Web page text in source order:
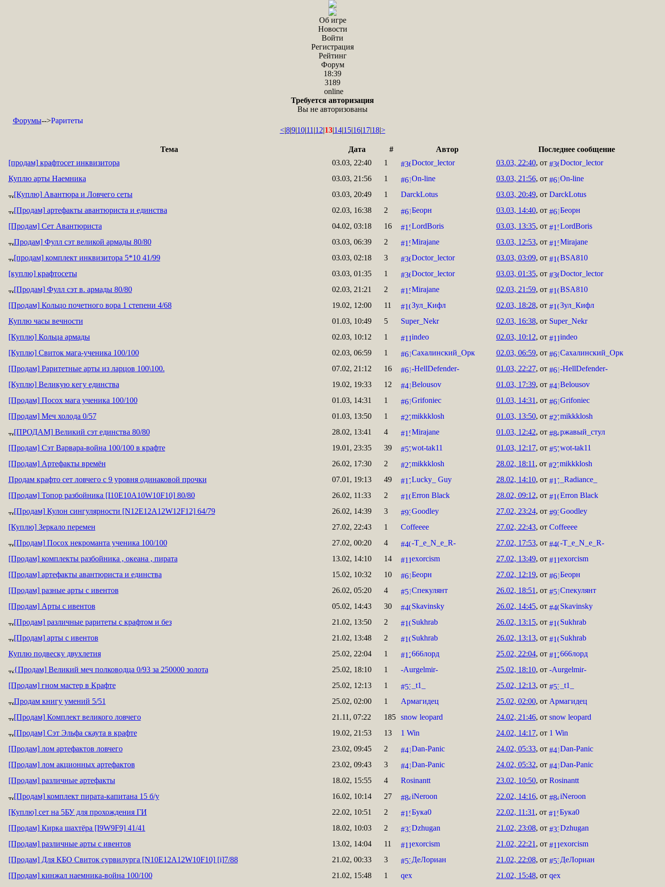
Об игре
Новости
Войти
Регистрация
Рейтинг
Форум
18:39
3189
online
Требуется авторизация
Вы не авторизованы
Форумы-->Раритеты
<|8|9|10|11|12|13|14|15|16|17|18|>
Тема Дата # Автор
Последнее сообщение
[продам] крафтосет инквизитора
03.03, 22:40 1 Doctor_lector 03.03, 22:40, от
Doctor_lector
Куплю арты Наемника
03.03, 21:56 1 On-line 03.03, 21:56, от
On-line
[Куплю] Авантюра и Ловчего сеты
03.03, 20:49 1 DarckLotus 03.03, 20:49, от DarckLotus
[Продам] артефакты авантюриста и единства
02.03, 16:38 2 Беорн 03.03, 14:40, от
Беорн
[Продам] Сет Авантюриста
04.02, 03:18 16 LordBoris 03.03, 13:35, от
LordBoris
Продам] Фулл сэт великой армады 80/80
03.03, 06:39 2 Mirajane 03.03, 12:53, от
Mirajane
[продам] комплект инквизитора 5*10 41/99
03.03, 02:18 3 Doctor_lector 03.03, 03:09, от
BSA810
[куплю] крафтосеты
03.03, 01:35 1 Doctor_lector 03.03, 01:35, от
Doctor_lector
[Продам] Фулл сэт в. армады 80/80
02.03, 21:21 2 Mirajane 02.03, 21:59, от
BSA810
[Продам] Кольцо почетного вора 1 степени 4/68
19.02, 12:00 11 Зул_Кифл 02.03, 18:28, от
Зул_Кифл
Куплю часы вечности
01.03, 10:49 5 Super_Nekr 02.03, 16:38, от Super_Nekr
[Куплю] Кольца армады
02.03, 10:12 1 indeo 02.03, 10:12, от
indeo
[Куплю] Свиток мага-ученика 100/100
02.03, 06:59 1 Сахалинский_Орк 02.03, 06:59, от
Сахалинский_Орк
[Продам] Раритетные арты из ларцов 100\100.
07.02, 21:12 16 -HellDefender- 01.03, 22:27, от
-HellDefender-
[Куплю] Великую кегу единства
19.02, 19:33 12 Belousov 01.03, 17:39, от
Belousov
[Продам] Посох мага ученика 100/100
01.03, 14:31 1 Grifoniec 01.03, 14:31, от
Grifoniec
[Продам] Меч холода 0/57
01.03, 13:50 1 mikkklosh 01.03, 13:50, от
mikkklosh
[ПРОДАМ] Великий сэт единства 80/80
28.02, 13:41 4 Mirajane 01.03, 12:42, от
ржавый_стул
[Продам] Сэт Варвара-война 100/100 в крафте
19.01, 23:35 39 wot-tak11 01.03, 12:17, от
wot-tak11
[Продам] Артефакты времён
26.02, 17:30 2 mikkklosh 28.02, 18:11, от
mikkklosh
Продам крафто сет ловчего с 9 уровня одинаковой прочки
07.01, 19:13 49 Lucky_ Guy 28.02, 14:10, от
_Radiance_
[Продам] Топор разбойника [I10E10A10W10F10] 80/80
26.02, 11:33 2 Erron Black 28.02, 09:12, от
Erron Black
[Продам] Кулон сингулярности [N12E12A12W12F12] 64/79
26.02, 14:39 3 Goodley 27.02, 23:24, от
Goodley
[Куплю] Зеркало перемен
27.02, 22:43 1 Coffeeee 27.02, 22:43, от Coffeeee
[Продам] Посох некроманта ученика 100/100
27.02, 00:20 4 -T_e_N_e_R- 27.02, 17:53, от
-T_e_N_e_R-
[Продам] комплекты разбойника , океана , пирата
13.02, 14:10 14 exorcism 27.02, 13:49, от
exorcism
[Продам] артефакты авантюриста и единства
15.02, 10:32 10 Беорн 27.02, 12:19, от
Беорн
[Продам] разные арты с ивентов
26.02, 05:20 4 Спекулянт 26.02, 18:51, от
Спекулянт
[Продам] Арты с ивентов
05.02, 14:43 30 Skavinsky 26.02, 14:45, от
Skavinsky
[Продам] различные раритеты с крафтом и без
21.02, 13:50 2 Sukhrab 26.02, 13:15, от
Sukhrab
[Продам] арты с ивентов
21.02, 13:48 2 Sukhrab 26.02, 13:13, от
Sukhrab
Куплю подвеску двухлетия
25.02, 22:04 1 666лорд 25.02, 22:04, от
666лорд
{Продам] Великий меч полководца 0/93 за 250000 золота
25.02, 18:10 1 -Aurgelmir- 25.02, 18:10, от -Aurgelmir-
[Продам] гном мастер в Крафте
25.02, 12:13 1 _t1_ 25.02, 12:13, от
_t1_
Продам книгу умений 5/51
25.02, 02:00 1 Армагидец 25.02, 02:00, от Армагидец
[Продам] Комплект великого ловчего
21.11, 07:22 185 snow leopard 24.02, 21:46, от snow leopard
[Продам] Сэт Эльфа скаута в крафте
19.02, 21:53 13 1 Win 24.02, 14:17, от 1 Win
[Продам] лом артефактов ловчего
23.02, 09:45 2 Dan-Panic 24.02, 05:33, от
Dan-Panic
[Продам] лом акционных артефактов
23.02, 09:43 3 Dan-Panic 24.02, 05:32, от
Dan-Panic
[Продам] различные артефакты
18.02, 15:55 4 Rosinantt 23.02, 10:50, от Rosinantt
[Продам] комплект пирата-капитана 15 б/у
16.02, 10:14 27 iNeroon 22.02, 14:16, от
iNeroon
[Куплю] сет на 5БУ для прохождения ГИ
22.02, 10:51 2 Бука0 22.02, 11:31, от
Бука0
[Продам] Кирка шахтёра [I9W9F9] 41/41
18.02, 10:03 2 Dzhugan 21.02, 23:08, от
Dzhugan
[Продам] различные арты с ивентов
13.02, 14:04 11 exorcism 21.02, 22:21, от
exorcism
[Продам] Для КБО Свиток сурвилурга [N10E12A12W10F10] [i]7/88
21.02, 00:33 3 ДеЛориан 21.02, 22:08, от
ДеЛориан
[Продам] кинжал наемника-война 100/100
21.02, 15:48 1 qex 21.02, 15:48, от qex